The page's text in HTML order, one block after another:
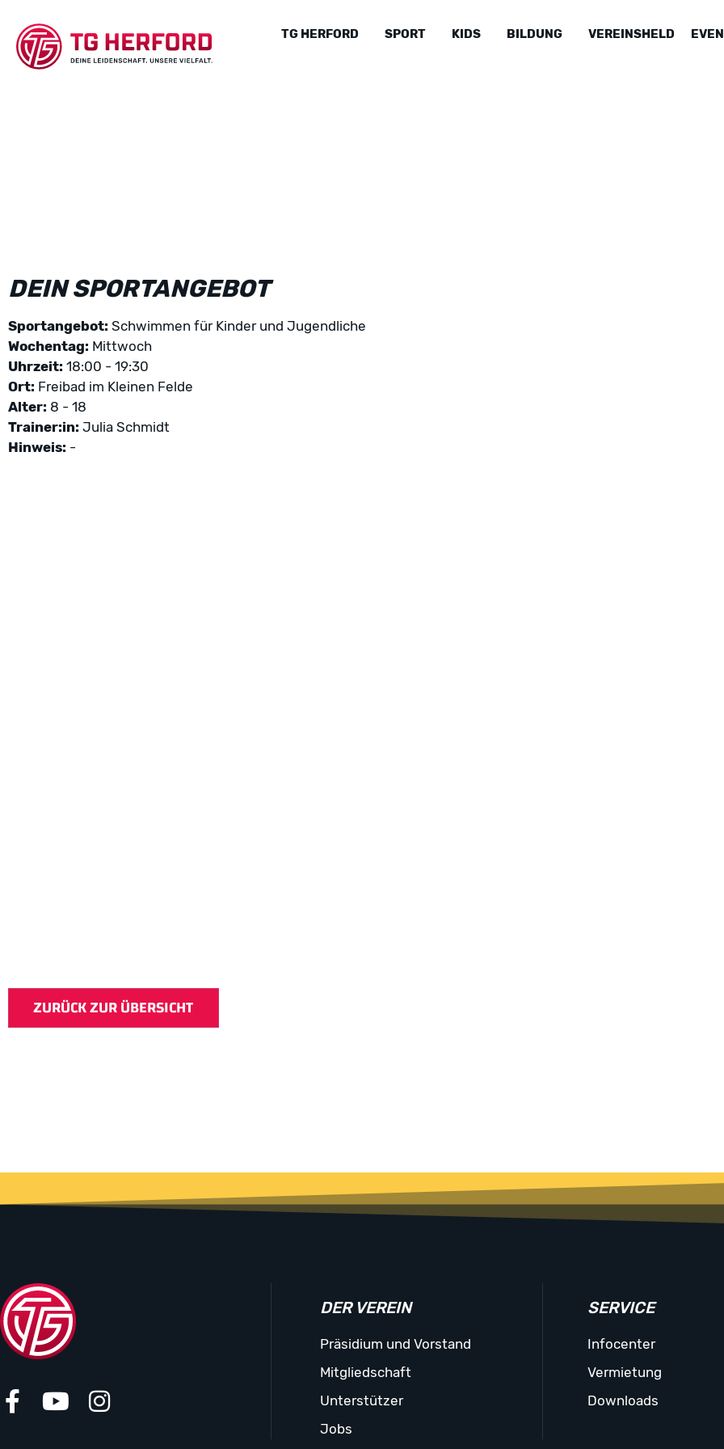
TG HERFORD SPORT KIDS BILDUNG VEREINSHELD
DEIN SPORTANGEBOT
Sportangebot: Schwimmen für Kinder und Jugendliche
Wochentag: Mittwoch
Uhrzeit: 18:00 - 19:30
Ort: Freibad im Kleinen Felde
Alter: 8 - 18
Trainer:in: Julia Schmidt
Hinweis: -
DER VEREIN
Präsidium und Vorstand
Mitgliedschaft
Unterstützer
Jobs
SERVICE
Infocenter
Vermietung
Downloads